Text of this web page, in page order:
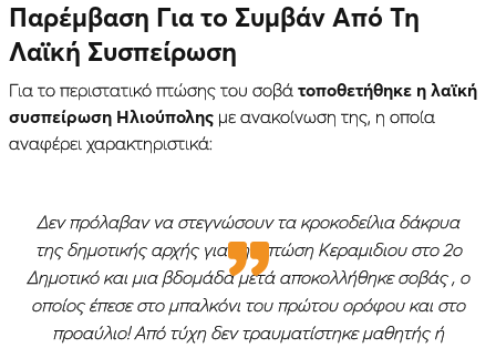
Παρέμβαση Για το Συμβάν Από Τη
Λαϊκή Συσπείρωση
Για το περιστατικό πτώσης του σοβά τοποθετήθηκε η λαϊκή
συσπείρωση Ηλιούπολης με ανακοίνωση της, η οποία
αναφέρει χαρακτηριστικά:
Δεν πρόλαβαν να στεγνώσουν τα κροκοδείλια δάκρυα
της δημοτικής αρχής για την πτώση Κεραμιδιου στο 2ο
Δημοτικό και μια βδομάδα μετά αποκολλήθηκε σοβάς , ο
οποίος έπεσε στο μπαλκόνι του πρώτου ορόφου και στο
προαύλιο! Από τύχη δεν τραυματίστηκε μαθητής ή